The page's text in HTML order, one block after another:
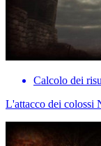
Calcolo dei
L'attacco dei colossi